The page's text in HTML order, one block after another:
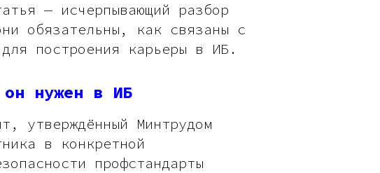
— исчерпывающий разбор
обязательны, как связаны с
построения карьеры в ИБ.
он нужен в ИБ
утверждённый Минтрудом
в конкретной
профстандарты